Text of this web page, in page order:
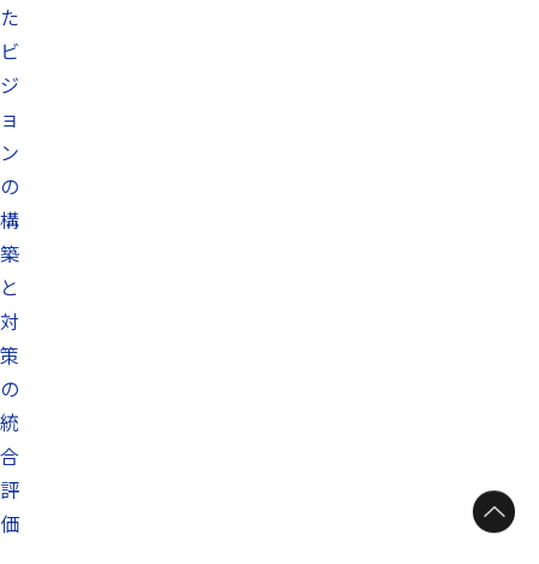
た
ビ
ジ
ョ
ン
の
構
築
と
対
策
の
統
合
評
価